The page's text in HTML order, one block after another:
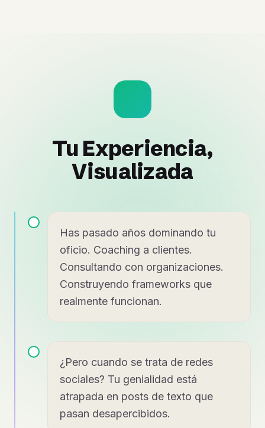
Tu Experiencia,
Visualizada
Has pasado años dominando tu
oficio. Coaching a clientes.
Consultando con organizaciones.
Construyendo frameworks que
realmente funcionan.
¿Pero cuando se trata de redes
sociales? Tu genialidad está
atrapada en posts de texto que
pasan desapercibidos.